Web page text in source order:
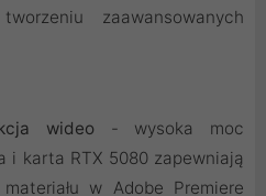
zaawansowanych
wideo - wysoka moc
i karta RTX 5080 zapewniają
w Adobe Premiere